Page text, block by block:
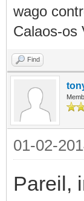
wago
Calaos-os
Find
01-02-
Pareil,